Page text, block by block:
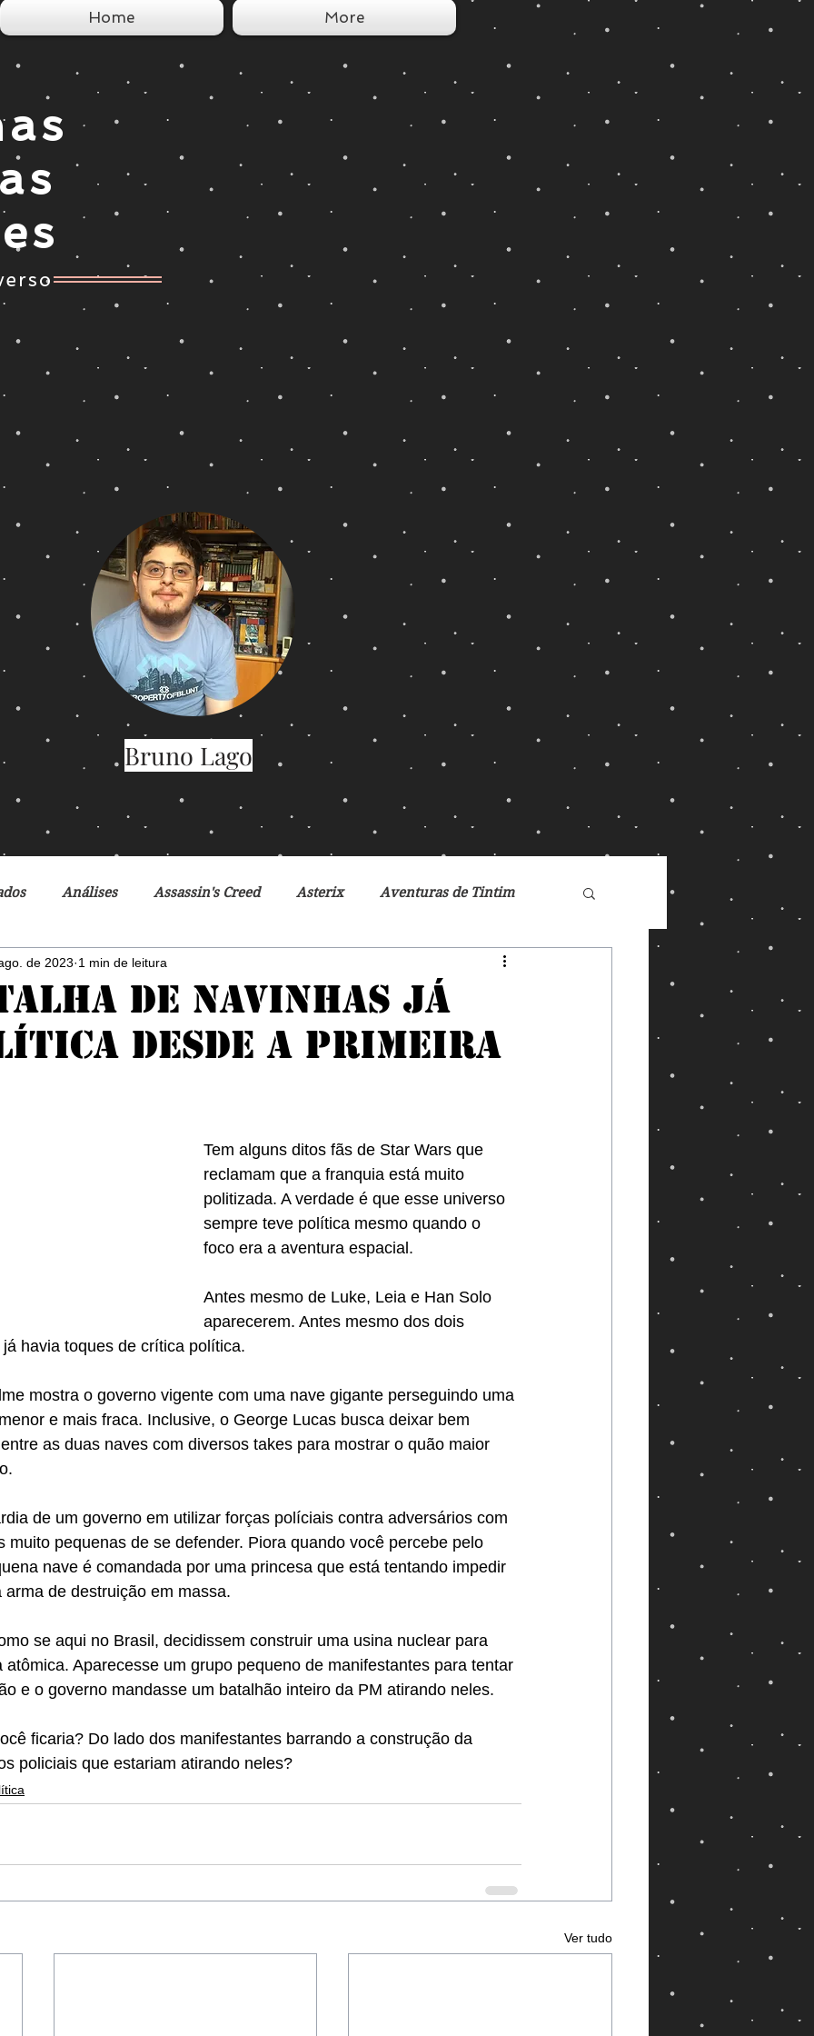
Home More
Análises Assassin's Creed Asterix Aventuras de Tintim
Ciclo da Herança Crônicas de Gelo e Fogo
Debates Desventuras em Série Disney Doctor Who
Jogos Vorazes Livros LucasFilm
de navinhas já
desde a primeira
de 2023 1 min de leitura
Tem alguns ditos fãs de Star Wars que
reclamam que a franquia está muito
politizada. A verdade é que esse universo
sempre teve política mesmo quando o
foco era a aventura espacial.
Antes mesmo de Luke, Leia e Han Solo
aparecerem. Antes mesmo dos dois
havia toques de crítica política.
mostra o governo vigente com uma nave gigante perseguindo uma
e mais fraca. Inclusive, o George Lucas busca deixar bem
as duas naves com diversos takes para mostrar o quão maior
de um governo em utilizar forças políciais contra adversários com
muito pequenas de se defender. Piora quando você percebe pelo
nave é comandada por uma princesa que está tentando impedir
de destruição em massa.
se aqui no Brasil, decidissem construir uma usina nuclear para
atômica. Aparecesse um grupo pequeno de manifestantes para tentar
e o governo mandasse um batalhão inteiro da PM atirando neles.
ficaria? Do lado dos manifestantes barrando a construção da
policiais que estariam atirando neles?
Ver tudo
Bruno Lago